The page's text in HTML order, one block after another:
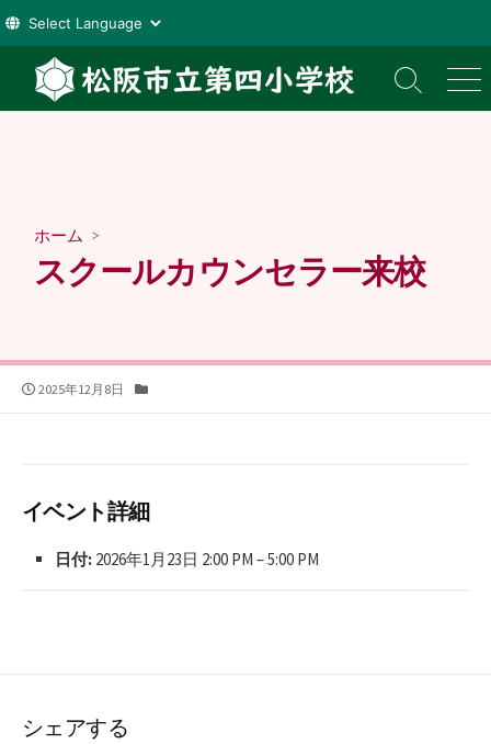
テ
検
索
メ
ニ
ホーム >
スクールカウンセラー来校
公
2025年12月8日
イベント詳細
日付: 2026年1月23日 2:00 PM –5:00 PM
シェアする